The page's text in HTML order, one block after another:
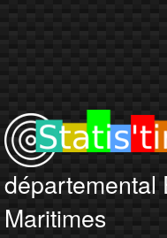
départemental
Maritimes